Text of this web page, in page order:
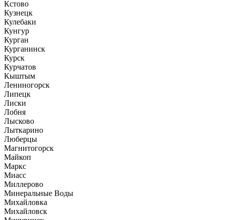
Кстово
Кузнецк
Кулебаки
Кунгур
Курган
Курганинск
Курск
Курчатов
Кыштым
Лениногорск
Липецк
Лиски
Лобня
Лысково
Лыткарино
Люберцы
Магнитогорск
Майкоп
Маркс
Миасс
Миллерово
Минеральные Воды
Михайловка
Михайловск